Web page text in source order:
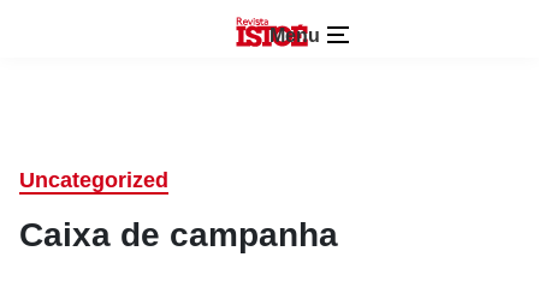
Menu
Uncategorized
Caixa de campanha